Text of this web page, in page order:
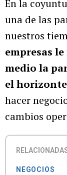
En la
una de las
nuestros
empresas
medio la
el
hacer
cambios
NEGOCIOS